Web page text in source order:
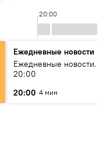
20:00
Ежедневные новости
Ежедневные новости.
20:00
20:00 4 мин